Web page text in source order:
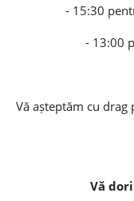
- 15:30
- 13:00
Vă așteptăm cu drag
Vă